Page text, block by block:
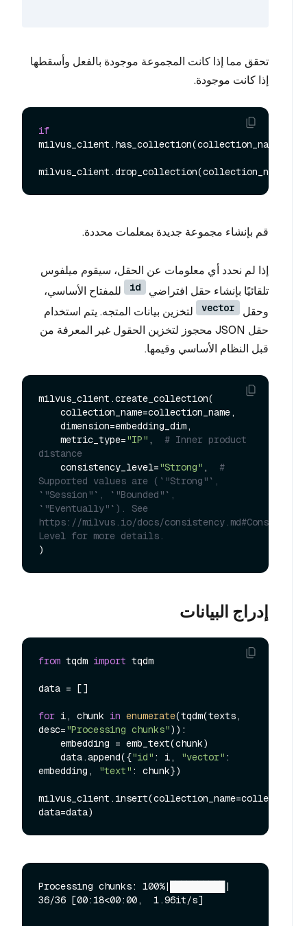
تحقق مما إذا كانت المجموعة موجودة بالفعل وأسقطها
إذا كانت موجودة.
if
milvus_client.has_collection(collection_name):
قم بإنشاء مجموعة جديدة بمعلمات محددة.
إذا لم نحدد أي معلومات عن الحقل، سيقوم ميلفوس
تلقائيًا بإنشاء حقل افتراضي
id
للمفتاح الأساسي،
وحقل
vector
لتخزين بيانات المتجه. يتم استخدام
حقل JSON محجوز لتخزين الحقول غير المعرفة من
قبل النظام الأساسي وقيمها.
milvus_client.create_collection(
    metric_type=
"IP" , # Inner product
distance
    consistency_level=
"Strong" , #
Supported values are (`"Strong"`,
`"Session"`, `"Bounded"`,
`"Eventually"`). See
https://milvus.io/docs/
Level for more details.
إدراج البيانات
from tqdm import tqdm
data = []
for i, chunk in enumerate(tqdm(texts,
desc="Processing chunks")):
    data.append({
"id" : i, "vector" :
embedding,
"text" : chunk})
Processing chunks: 100%|██████████|
36/36 [00:18<00:00,  1.96it/s]